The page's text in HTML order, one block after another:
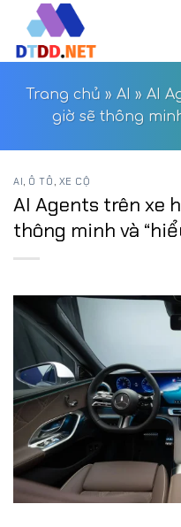
content
Trang chủ » AI » AI
giờ sẽ thông
AI, Ô TÔ , XE CỘ
AI Agents trên xe
thông minh và